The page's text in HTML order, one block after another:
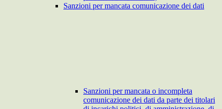
Sanzioni per mancata comunicazione dei dati
Sanzioni per mancata o incompleta
comunicazione dei dati da parte dei titolari